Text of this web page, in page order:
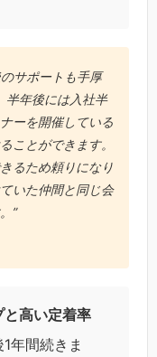
サポートも手厚
半年後には入社半
ーを開催している
ことができます。
るため頼りになり
いた仲間と同じ会
”
高い定着率
年間続きま